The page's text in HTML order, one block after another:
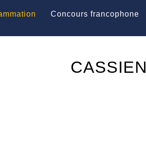
Concours francophone
CASSIEN